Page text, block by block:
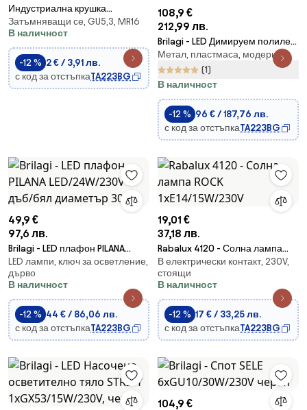
Индустриална крушка
GU5,3/MR16/20W/12V 2900K
Затъмняващи се, GU5,3, MR16
В наличност
-12 % 2 € / 3,91 лв.
с код за отстъпкаTA223BG
108,9 €
212,99 лв.
Brilagi - LED Димируем полилей
за повърхностен монтаж
ORBITS LED/40W/230V 3000-
6500K бял + д.у.
Метал, пластмаса, модерни
(1)
В наличност
-12 % 96 € / 187,76 лв.
с код за отстъпкаTA223BG
49,9 €
97,6 лв.
Brilagi - LED плафон PILANA
LED/24W/230V дъб/бял
диаметър 30 см
LED лампи, ключ за осветление,
дърво
В наличност
-12 % 44 € / 86,06 лв.
с код за отстъпкаTA223BG
19,01 €
37,18 лв.
Rabalux 4120 - Солна лампа
ROCK 1xE14/15W/230V
В електрически контакт, 230V,
стоящи
В наличност
-12 % 17 € / 33,25 лв.
с код за отстъпкаTA223BG
104,9 €